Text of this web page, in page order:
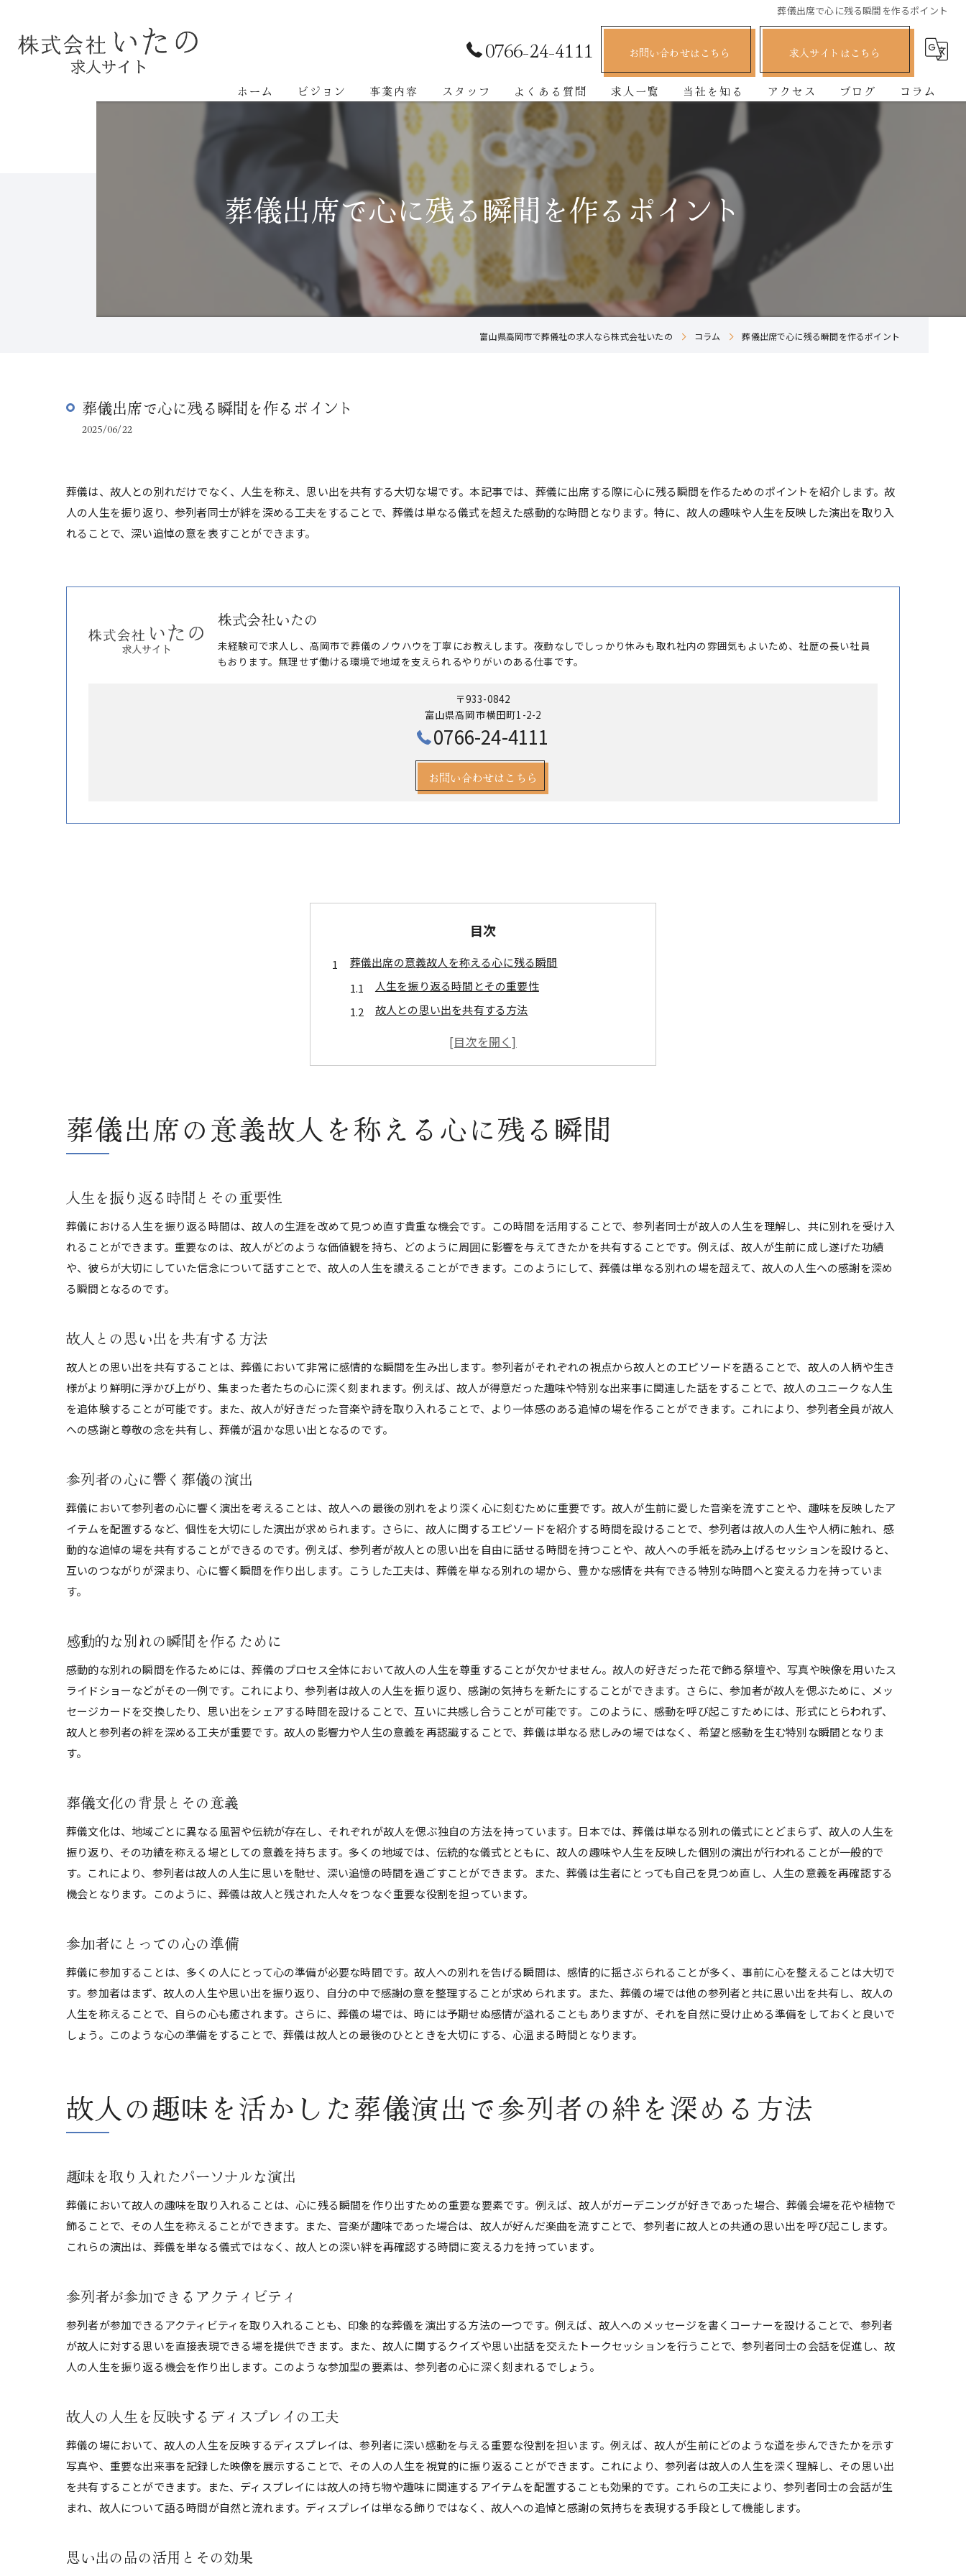
葬儀出席で心に残る瞬間を作るポイント
0766-24-4111 お問い合わせはこちら 求人サイトはこちら
ホーム ビジョン 事業内容 スタッフ よくある質問 求人一覧 当社を知る
司会
ディレクター
経験者
未経験
アクセス ブログ コラム
葬儀出席で心に残る瞬間を作るポイント
富山県高岡市で葬儀社の求人なら株式会社いたの コラム 葬儀出席で心に残る瞬間を作るポイント
葬儀出席で心に残る瞬間を作るポイント
2025/06/22
葬儀は、故人との別れだけでなく、人生を称え、思い出を共有する大切な場です。本記事では、葬儀に出席する際に心に残る瞬間を作るためのポイントを紹介します。故
人の人生を振り返り、参列者同士が絆を深める工夫をすることで、葬儀は単なる儀式を超えた感動的な時間となります。特に、故人の趣味や人生を反映した演出を取り入
れることで、深い追悼の意を表すことができます。
株式会社いたの
未経験可で求人し、高岡市で葬儀のノウハウを丁寧にお教えします。夜勤なしでしっかり休みも取れ社内の雰囲気もよいため、社歴の長い社員
もおります。無理せず働ける環境で地域を支えられるやりがいのある仕事です。
〒933-0842
富山県高岡市横田町1-2-2
0766-24-4111
お問い合わせはこちら
目次
葬儀出席の意義故人を称える心に残る瞬間
人生を振り返る時間とその重要性
故人との思い出を共有する方法
参列者の心に響く葬儀の演出
故人の趣味を活かした葬儀演出で参列者の絆を深める方法
思い出の品の活用とその効果
話題を提供する趣味に基づく演出
感動を呼ぶための演出計画
参列者が共有する思い出の力
感動を生むコミュニケーション
葬儀での心温まるエピソード
感動を与えるための工夫
個性を反映した空間デザイン
思い出の品々の効果的な利用
故人らしさを引き出すアイデア
参列者が感じる没入感の演出
語り合うことで深まる絆
故人を偲ぶための会話の場
思い出話がもたらす心の癒し
演出を成功させるための準備
感動を最大化するための工夫
個性を引き出す演出の魅力
追悼の場としての意義
故人の精神を称える方法
故人を感じるための準備
葬儀参列者にとって心温まる時間を提供するには
故人へのメッセージを共有する場
参加者が心温まる瞬間を作る
葬儀出席の意義故人を称える心に残る瞬間
人生を振り返る時間とその重要性
葬儀における人生を振り返る時間は、故人の生涯を改めて見つめ直す貴重な機会です。この時間を活用することで、参列者同士が故人の人生を理解し、共に別れを受け入
れることができます。重要なのは、故人がどのような価値観を持ち、どのように周囲に影響を与えてきたかを共有することです。例えば、故人が生前に成し遂げた功績
や、彼らが大切にしていた信念について話すことで、故人の人生を讃えることができます。このようにして、葬儀は単なる別れの場を超えて、故人の人生への感謝を深め
る瞬間となるのです。
故人との思い出を共有する方法
故人との思い出を共有することは、葬儀において非常に感情的な瞬間を生み出します。参列者がそれぞれの視点から故人とのエピソードを語ることで、故人の人柄や生き
様がより鮮明に浮かび上がり、集まった者たちの心に深く刻まれます。例えば、故人が得意だった趣味や特別な出来事に関連した話をすることで、故人のユニークな人生
を追体験することが可能です。また、故人が好きだった音楽や詩を取り入れることで、より一体感のある追悼の場を作ることができます。これにより、参列者全員が故人
への感謝と尊敬の念を共有し、葬儀が温かな思い出となるのです。
参列者の心に響く葬儀の演出
葬儀において参列者の心に響く演出を考えることは、故人への最後の別れをより深く心に刻むために重要です。故人が生前に愛した音楽を流すことや、趣味を反映したア
イテムを配置するなど、個性を大切にした演出が求められます。さらに、故人に関するエピソードを紹介する時間を設けることで、参列者は故人の人生や人柄に触れ、感
動的な追悼の場を共有することができるのです。例えば、参列者が故人との思い出を自由に話せる時間を持つことや、故人への手紙を読み上げるセッションを設けると、
互いのつながりが深まり、心に響く瞬間を作り出します。こうした工夫は、葬儀を単なる別れの場から、豊かな感情を共有できる特別な時間へと変える力を持っていま
す。
感動的な別れの瞬間を作るために
感動的な別れの瞬間を作るためには、葬儀のプロセス全体において故人の人生を尊重することが欠かせません。故人の好きだった花で飾る祭壇や、写真や映像を用いたス
ライドショーなどがその一例です。これにより、参列者は故人の人生を振り返り、感謝の気持ちを新たにすることができます。さらに、参加者が故人を偲ぶために、メッ
セージカードを交換したり、思い出をシェアする時間を設けることで、互いに共感し合うことが可能です。このように、感動を呼び起こすためには、形式にとらわれず、
故人と参列者の絆を深める工夫が重要です。故人の影響力や人生の意義を再認識することで、葬儀は単なる悲しみの場ではなく、希望と感動を生む特別な瞬間となりま
す。
葬儀文化の背景とその意義
葬儀文化は、地域ごとに異なる風習や伝統が存在し、それぞれが故人を偲ぶ独自の方法を持っています。日本では、葬儀は単なる別れの儀式にとどまらず、故人の人生を
振り返り、その功績を称える場としての意義を持ちます。多くの地域では、伝統的な儀式とともに、故人の趣味や人生を反映した個別の演出が行われることが一般的で
す。これにより、参列者は故人の人生に思いを馳せ、深い追憶の時間を過ごすことができます。また、葬儀は生者にとっても自己を見つめ直し、人生の意義を再確認する
機会となります。このように、葬儀は故人と残された人々をつなぐ重要な役割を担っています。
参加者にとっての心の準備
葬儀に参加することは、多くの人にとって心の準備が必要な時間です。故人への別れを告げる瞬間は、感情的に揺さぶられることが多く、事前に心を整えることは大切で
す。参加者はまず、故人の人生や思い出を振り返り、自分の中で感謝の意を整理することが求められます。また、葬儀の場では他の参列者と共に思い出を共有し、故人の
人生を称えることで、自らの心も癒されます。さらに、葬儀の場では、時には予期せぬ感情が溢れることもありますが、それを自然に受け止める準備をしておくと良いで
しょう。このような心の準備をすることで、葬儀は故人との最後のひとときを大切にする、心温まる時間となります。
故人の趣味を活かした葬儀演出で参列者の絆を深める方法
趣味を取り入れたパーソナルな演出
葬儀において故人の趣味を取り入れることは、心に残る瞬間を作り出すための重要な要素です。例えば、故人がガーデニングが好きであった場合、葬儀会場を花や植物で
飾ることで、その人生を称えることができます。また、音楽が趣味であった場合は、故人が好んだ楽曲を流すことで、参列者に故人との共通の思い出を呼び起こします。
これらの演出は、葬儀を単なる儀式ではなく、故人との深い絆を再確認する時間に変える力を持っています。
参列者が参加できるアクティビティ
参列者が参加できるアクティビティを取り入れることも、印象的な葬儀を演出する方法の一つです。例えば、故人へのメッセージを書くコーナーを設けることで、参列者
が故人に対する思いを直接表現できる場を提供できます。また、故人に関するクイズや思い出話を交えたトークセッションを行うことで、参列者同士の会話を促進し、故
人の人生を振り返る機会を作り出します。このような参加型の要素は、参列者の心に深く刻まれるでしょう。
故人の人生を反映するディスプレイの工夫
葬儀の場において、故人の人生を反映するディスプレイは、参列者に深い感動を与える重要な役割を担います。例えば、故人が生前にどのような道を歩んできたかを示す
写真や、重要な出来事を記録した映像を展示することで、その人の人生を視覚的に振り返ることができます。これにより、参列者は故人の人生を深く理解し、その思い出
を共有することができます。また、ディスプレイには故人の持ち物や趣味に関連するアイテムを配置することも効果的です。これらの工夫により、参列者同士の会話が生
まれ、故人について語る時間が自然と流れます。ディスプレイは単なる飾りではなく、故人への追悼と感謝の気持ちを表現する手段として機能します。
思い出の品の活用とその効果